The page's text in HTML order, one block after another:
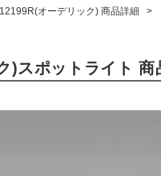
オーデリック) 商品詳細
)スポットライト 商